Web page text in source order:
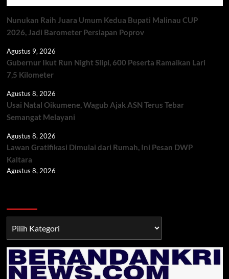
Nunukan Raih Juara Umum Kedua Bupati Malinau CUP
2026, Jadi Barometer Persiapan Poprov
Agustus 9, 2026
Gubernur Ikut Run Night Slipi, 600 Peserta Ramaikan Lari
7,5 Kilometer
Agustus 8, 2026
Usai Natal Oikumene, Wagub Ajak ASN Terus Tebar
Semangat Melayani
Agustus 8, 2026
Lawan Gratifikasi Dimulai dari Rumah, Ini Pesan DWP
Kaltara
Agustus 8, 2026
TNI/POLRI